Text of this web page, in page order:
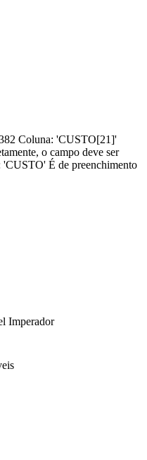
Coluna: 'CUSTO[21]'
o campo deve ser
É de preenchimento
Imperador